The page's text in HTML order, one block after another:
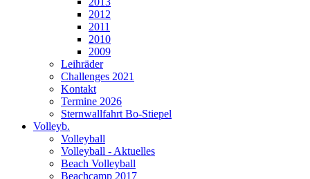
2012
2011
2010
2009
Leihräder
Challenges 2021
Kontakt
Termine 2026
Sternwallfahrt Bo-Stiepel
Volleyb.
Volleyball
Volleyball - Aktuelles
Beach Volleyball
Beachcamp 2017